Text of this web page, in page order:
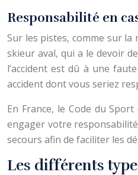
Responsabilité en
Sur les pistes, comme sur
skieur aval, qui a le devoir
l’accident est dû à une
accident dont vous seriez
En France, le Code du
engager votre
secours afin de faciliter les
Les différents